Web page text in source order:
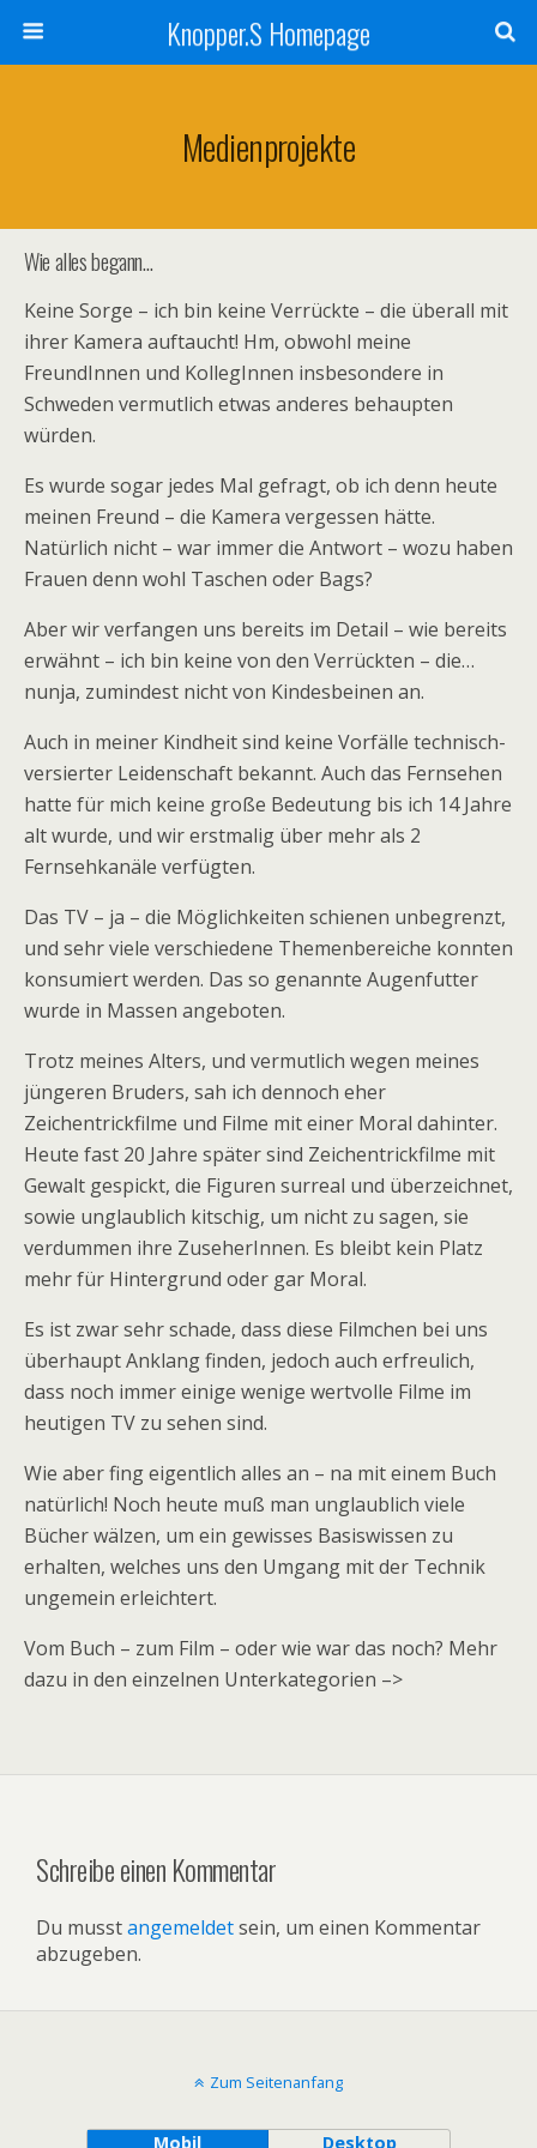
Knopper.S Homepage
Medienprojekte
Wie alles begann…
Keine Sorge – ich bin keine Verrückte – die überall mit
ihrer Kamera auftaucht! Hm, obwohl meine
FreundInnen und KollegInnen insbesondere in
Schweden vermutlich etwas anderes behaupten
würden.
Es wurde sogar jedes Mal gefragt, ob ich denn heute
meinen Freund – die Kamera vergessen hätte.
Natürlich nicht – war immer die Antwort – wozu haben
Frauen denn wohl Taschen oder Bags?
Aber wir verfangen uns bereits im Detail – wie bereits
erwähnt – ich bin keine von den Verrückten – die…
nunja, zumindest nicht von Kindesbeinen an.
Auch in meiner Kindheit sind keine Vorfälle technisch-
versierter Leidenschaft bekannt. Auch das Fernsehen
hatte für mich keine große Bedeutung bis ich 14 Jahre
alt wurde, und wir erstmalig über mehr als 2
Fernsehkanäle verfügten.
Das TV – ja – die Möglichkeiten schienen unbegrenzt,
und sehr viele verschiedene Themenbereiche konnten
konsumiert werden. Das so genannte Augenfutter
wurde in Massen angeboten.
Trotz meines Alters, und vermutlich wegen meines
jüngeren Bruders, sah ich dennoch eher
Zeichentrickfilme und Filme mit einer Moral dahinter.
Heute fast 20 Jahre später sind Zeichentrickfilme mit
Gewalt gespickt, die Figuren surreal und überzeichnet,
sowie unglaublich kitschig, um nicht zu sagen, sie
verdummen ihre ZuseherInnen. Es bleibt kein Platz
mehr für Hintergrund oder gar Moral.
Es ist zwar sehr schade, dass diese Filmchen bei uns
überhaupt Anklang finden, jedoch auch erfreulich,
dass noch immer einige wenige wertvolle Filme im
heutigen TV zu sehen sind.
Wie aber fing eigentlich alles an – na mit einem Buch
natürlich! Noch heute muß man unglaublich viele
Bücher wälzen, um ein gewisses Basiswissen zu
erhalten, welches uns den Umgang mit der Technik
ungemein erleichtert.
Vom Buch – zum Film – oder wie war das noch? Mehr
dazu in den einzelnen Unterkategorien –>
Schreibe einen Kommentar
Du musstangemeldetsein, um einen Kommentar
abzugeben.
Zum Seitenanfang
Mobil Desktop